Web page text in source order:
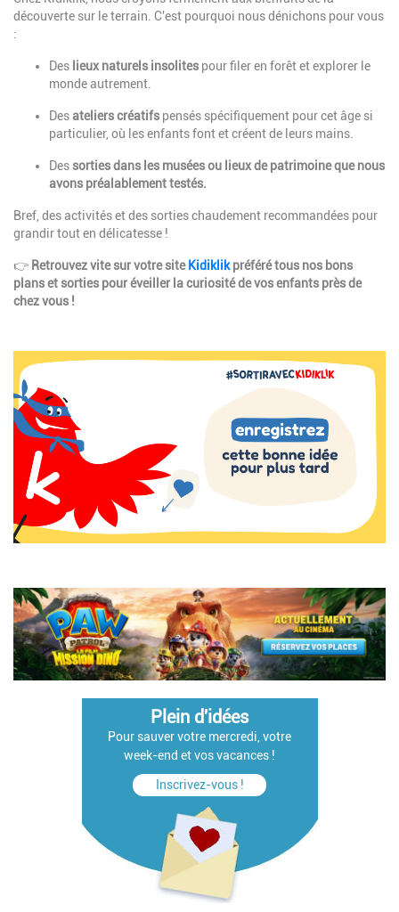
découverte sur le terrain. C'est pourquoi nous dénichons pour vous
:
Des lieux naturels insolites pour filer en forêt et explorer le
monde autrement.
Desateliers créatifs pensés spécifiquement pour cet âge si
particulier, où les enfants font et créent de leurs mains.
Dessorties dans les musées ou lieux de patrimoine que nous
avons préalablement testés.
Bref, des activités et des sorties chaudement recommandées pour
grandir tout en délicatesse !
👉 Retrouvez vite sur votre siteKidiklikpréféré tous nos bons
plans et sorties pour éveiller la curiosité de vos enfants près de
chez vous !
Plein d'idées
Pour sauver votre mercredi, votre
week-end et vos vacances !
Inscrivez-vous !